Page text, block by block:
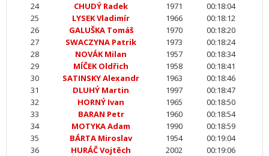
24
CHUDÝ Radek 1971
00:18:04
25
LYSEK Vladimír 1966
00:18:12
26
GALUŠKA Tomáš 1970
00:18:20
27
SWACZYNA Patrik 1973
00:18:24
28
NOVÁK Milan 1957
00:18:34
29
MÍČEK Oldřich 1958
00:18:41
30
SATINSKY Alexandr 1963
00:18:46
31
DLUHÝ Martin 1997
00:18:47
32
HORNÝ Ivan 1965
00:18:50
33
BARAN Petr 1960
00:18:54
34
MOTYKA Adam 1990
00:18:59
35
BÁRTA Miroslav 1954
00:19:04
36
HURÁČ Vojtěch 2002
00:19:06